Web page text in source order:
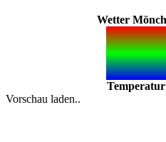
Wetter
Vorschau laden..